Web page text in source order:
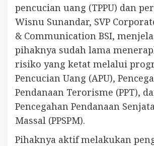
pencucian uang (TPPU) dan
Wisnu Sunandar, SVP
& Communication BSI,
pihaknya sudah lama
risiko yang ketat melalui
Pencucian Uang (APU),
Pendanaan Terorisme (PPT),
Pencegahan Pendanaan
Massal (PPSPM).
Pihaknya aktif melakukan